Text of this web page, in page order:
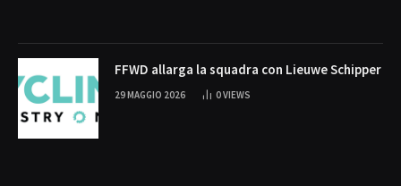
FFWD allarga la squadra con Lieuwe Schipper
29 MAGGIO 2026 0VIEWS